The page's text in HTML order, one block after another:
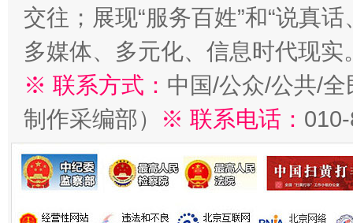
交往；展现“服务百姓”和“说真
多媒体、多元化、信息时代现实
※ 联系方式： 中国/公众/公共/
制作采编部）
※ 联系电话：